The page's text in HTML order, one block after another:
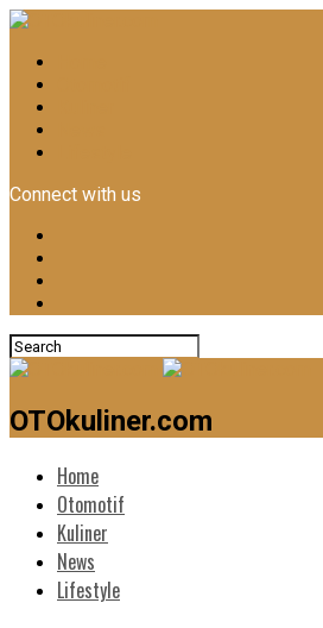
Connect with us
OTOkuliner.com
Home
Otomotif
Kuliner
News
Lifestyle